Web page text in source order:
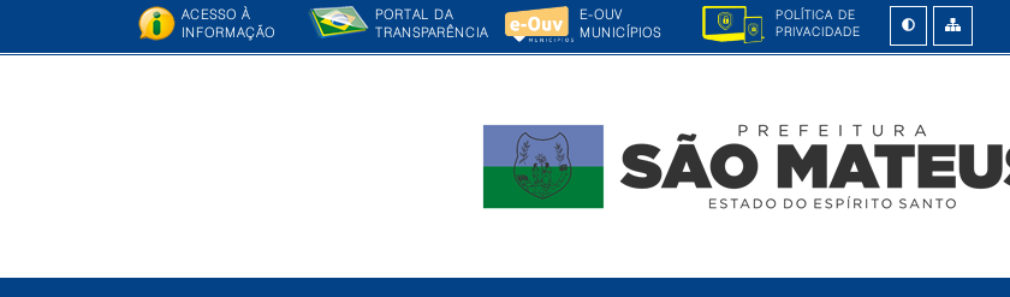
ACESSO À
INFORMAÇÃO
PORTAL DA
TRANSPARÊNCIA
E-OUV
MUNICÍPIOS
POLÍTICA DE
PRIVACIDADE